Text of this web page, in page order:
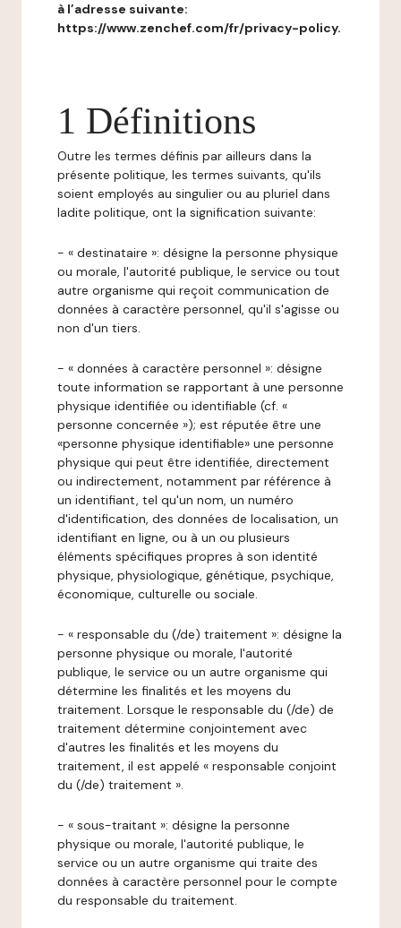
à l’adresse suivante:
https://www.zenchef.com/fr/privacy-policy.
1 Définitions
Outre les termes définis par ailleurs dans la
présente politique, les termes suivants, qu'ils
soient employés au singulier ou au pluriel dans
ladite politique, ont la signification suivante:
- « destinataire »: désigne la personne physique
ou morale, l'autorité publique, le service ou tout
autre organisme qui reçoit communication de
données à caractère personnel, qu'il s'agisse ou
non d'un tiers.
- « données à caractère personnel »: désigne
toute information se rapportant à une personne
physique identifiée ou identifiable (cf. «
personne concernée »); est réputée être une
«personne physique identifiable» une personne
physique qui peut être identifiée, directement
ou indirectement, notamment par référence à
un identifiant, tel qu'un nom, un numéro
d'identification, des données de localisation, un
identifiant en ligne, ou à un ou plusieurs
éléments spécifiques propres à son identité
physique, physiologique, génétique, psychique,
économique, culturelle ou sociale.
- « responsable du (/de) traitement »: désigne la
personne physique ou morale, l'autorité
publique, le service ou un autre organisme qui
détermine les finalités et les moyens du
traitement. Lorsque le responsable du (/de) de
traitement détermine conjointement avec
d'autres les finalités et les moyens du
traitement, il est appelé « responsable conjoint
du (/de) traitement ».
- « sous-traitant »: désigne la personne
physique ou morale, l'autorité publique, le
service ou un autre organisme qui traite des
données à caractère personnel pour le compte
du responsable du traitement.